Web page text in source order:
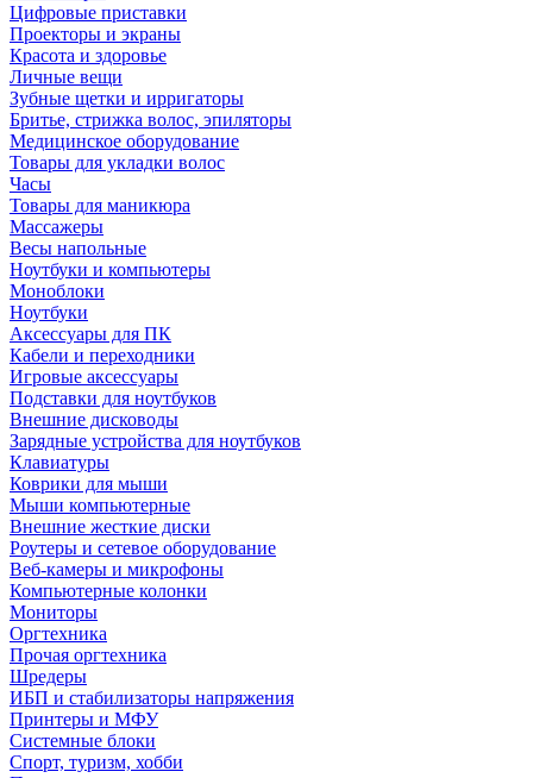
Цифровые приставки
Проекторы и экраны
Красота и здоровье
Личные вещи
Зубные щетки и ирригаторы
Бритье, стрижка волос, эпиляторы
Медицинское оборудование
Товары для укладки волос
Часы
Товары для маникюра
Массажеры
Весы напольные
Ноутбуки и компьютеры
Моноблоки
Ноутбуки
Аксессуары для ПК
Кабели и переходники
Игровые аксессуары
Подставки для ноутбуков
Внешние дисководы
Зарядные устройства для ноутбуков
Клавиатуры
Коврики для мыши
Мыши компьютерные
Внешние жесткие диски
Роутеры и сетевое оборудование
Веб-камеры и микрофоны
Компьютерные колонки
Мониторы
Оргтехника
Прочая оргтехника
Шредеры
ИБП и стабилизаторы напряжения
Принтеры и МФУ
Системные блоки
Спорт, туризм, хобби